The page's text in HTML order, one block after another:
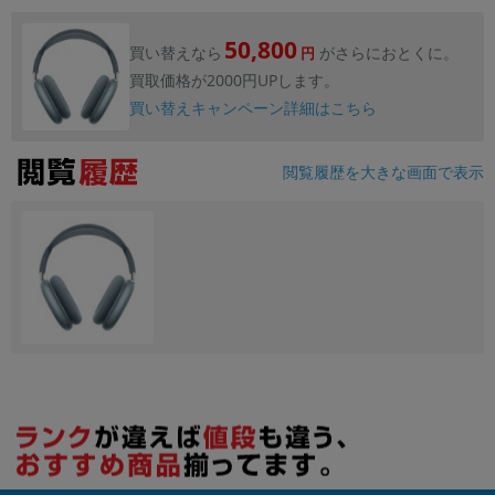
買い替えなら 50,800 円 がさらにおとくに。
買取価格が2000円UPします。
買い替えキャンペーン詳細はこちら
閲覧履歴を大きな画面で表示